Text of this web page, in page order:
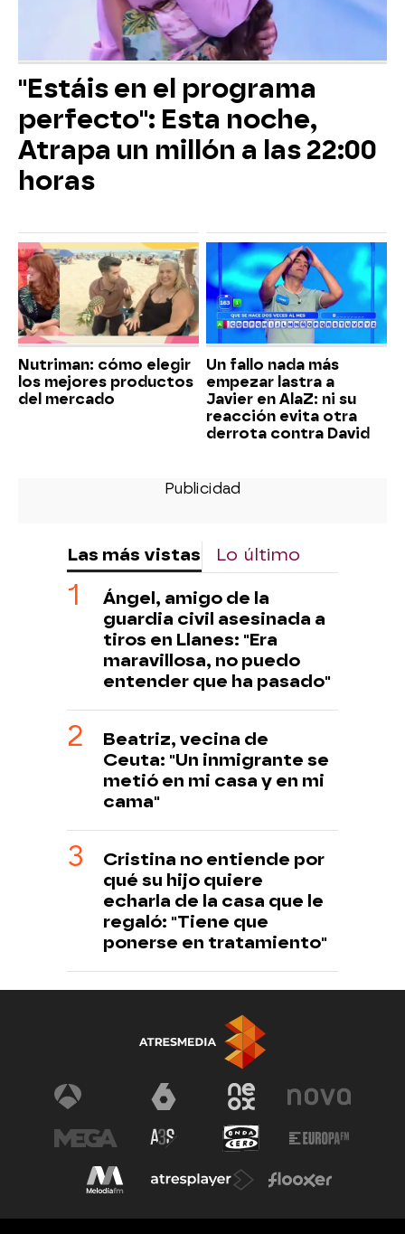
"Estáis en el programa
perfecto": Esta noche,
Atrapa un millón a las 22:00
horas
Nutriman: cómo elegir
los mejores productos
del mercado
Un fallo nada más
empezar lastra a
Javier en AlaZ: ni su
reacción evita otra
derrota contra David
Las más vistas Lo último
Ángel, amigo de la
guardia civil asesinada a
tiros en Llanes: "Era
maravillosa, no puedo
entender que ha pasado"
Beatriz, vecina de
Ceuta: "Un inmigrante se
metió en mi casa y en mi
cama"
Cristina no entiende por
qué su hijo quiere
echarla de la casa que le
regaló: "Tiene que
ponerse en tratamiento"